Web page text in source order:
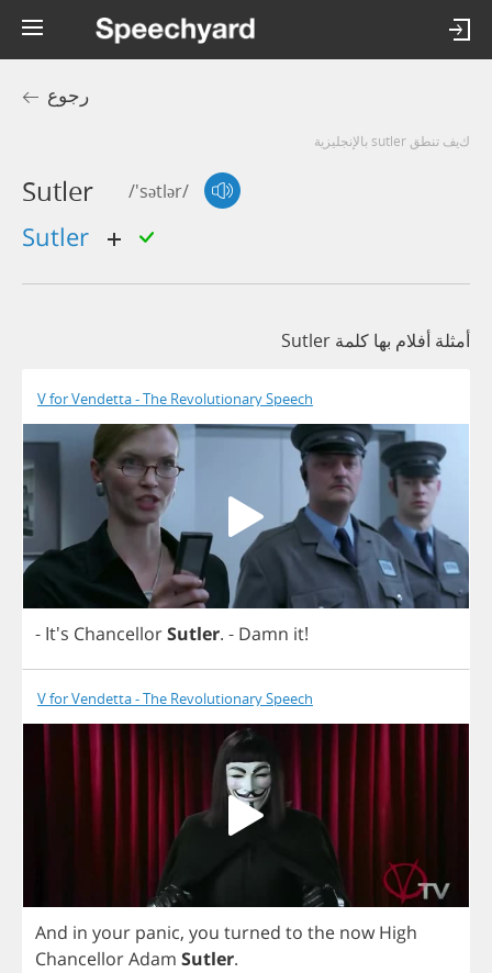
رجوع
كيف تنطق sutler بالإنجليزية
Sutler /'sətlər/
sutler
أمثلة أفلام بها كلمة Sutler
V for Vendetta - The Revolutionary Speech
- It's ChancellorSutler. - Damn it!
V for Vendetta - The Revolutionary Speech
And in your panic, you turned to the now High
ChancellorAdam Sutler.